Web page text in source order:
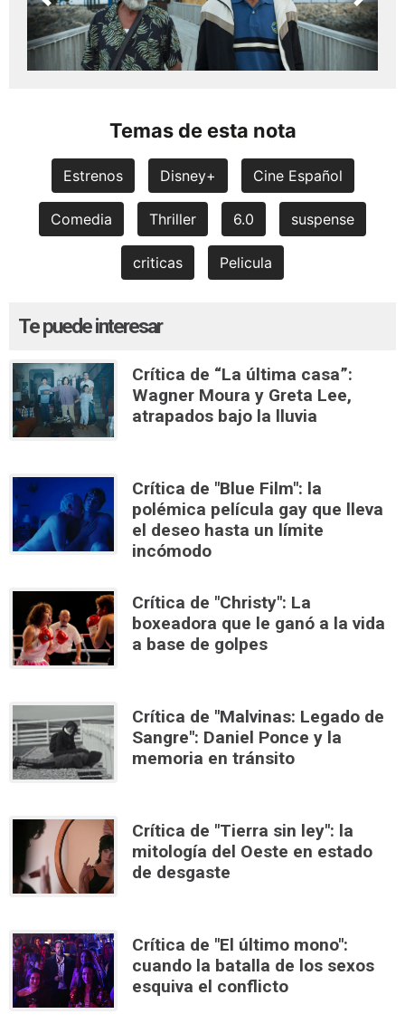
Previous Next
Temas de esta nota
Estrenos Disney+ Cine Español
Comedia Thriller 6.0 suspense
criticas Pelicula
Te puede interesar
Crítica de “La última casa”:
Wagner Moura y Greta Lee,
atrapados bajo la lluvia
Crítica de "Blue Film": la
polémica película gay que lleva
el deseo hasta un límite
incómodo
Crítica de "Christy": La
boxeadora que le ganó a la vida
a base de golpes
Crítica de "Malvinas: Legado de
Sangre": Daniel Ponce y la
memoria en tránsito
Crítica de "Tierra sin ley": la
mitología del Oeste en estado
de desgaste
Crítica de "El último mono":
cuando la batalla de los sexos
esquiva el conflicto